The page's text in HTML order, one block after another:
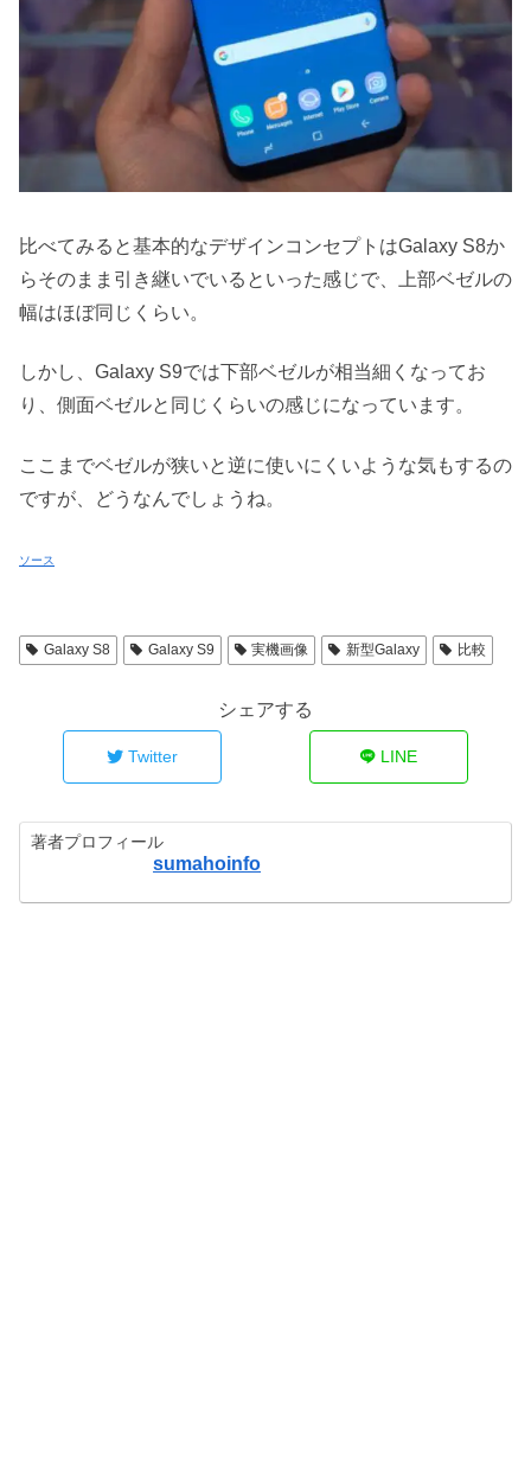
比べてみると基本的なデザインコンセプトはGalaxy S8か
らそのまま引き継いでいるといった感じで、上部ベゼルの
幅はほぼ同じくらい。
しかし、Galaxy S9では下部ベゼルが相当細くなってお
り、側面ベゼルと同じくらいの感じになっています。
ここまでベゼルが狭いと逆に使いにくいような気もするの
ですが、どうなんでしょうね。
ソース
Galaxy S8 Galaxy S9 実機画像 新型Galaxy 比較
シェアする
Twitter LINE
著者プロフィール
sumahoinfo